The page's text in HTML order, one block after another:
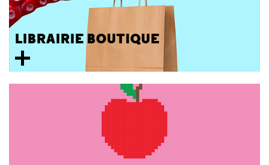
LIBRAIRIE BOUTIQUE